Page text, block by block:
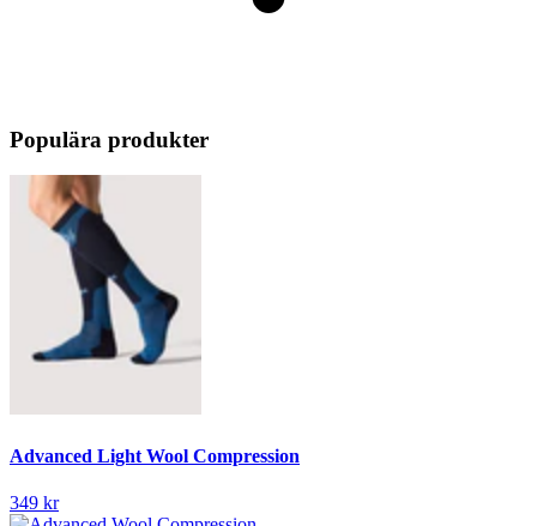
Populära produkter
Advanced Light Wool Compression
349 kr